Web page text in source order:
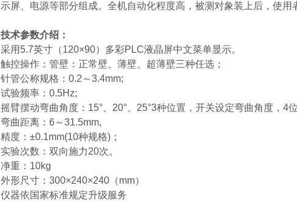
示屏、电源等部分组成。全机自动化程度高，被测对象装上后，使用
技术参数介绍：
采用5.7英寸（120×90）多彩PLC液晶屏中文菜单显示。
触控操作：管壁：正常壁、薄壁、超薄壁三种任选；
针管公称规格：0.2～3.4mm;
试验频率：0.5Hz;
摇臂摆动弯曲角度：15°、20°、25°3种位置，开关设定弯曲角度，4
弯曲距离：6～31.5mm,
精度：±0.1mm(10种规格)；
实验次数：双向施力20次。
净重：10kg
外形尺寸：300×240×240（mm）
仪器依国家标准规定升级服务